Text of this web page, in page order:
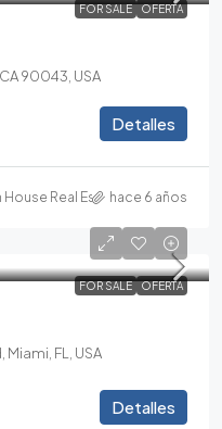
FOR SALE OFERTA
90043, USA
Detalles
House Real Estatehace 6 años
FOR SALE OFERTA
FL, USA
Detalles